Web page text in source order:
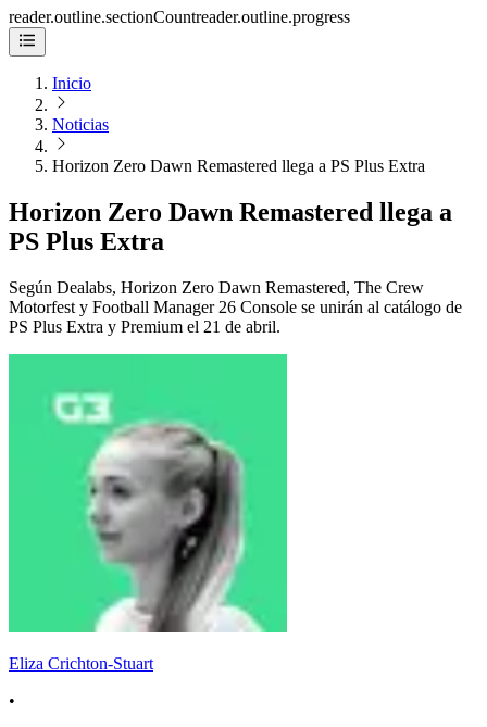
reader.outline.sectionCountreader.outline.progress
Inicio
Noticias
Horizon Zero Dawn Remastered llega a PS Plus Extra
Horizon Zero Dawn Remastered llega a
PS Plus Extra
Según Dealabs, Horizon Zero Dawn Remastered, The Crew
Motorfest y Football Manager 26 Console se unirán al catálogo de
PS Plus Extra y Premium el 21 de abril.
Eliza Crichton-Stuart
•